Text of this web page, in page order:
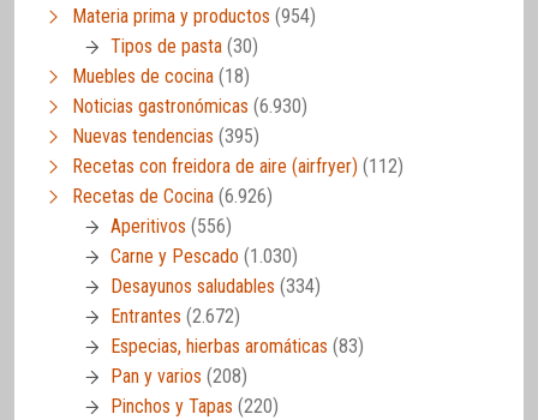
Materia prima y productos (954)
Tipos de pasta (30)
Muebles de cocina (18)
Noticias gastronómicas (6.930)
Nuevas tendencias (395)
Recetas con freidora de aire (airfryer) (112)
Recetas de Cocina (6.926)
Aperitivos (556)
Carne y Pescado (1.030)
Desayunos saludables (334)
Entrantes (2.672)
Especias, hierbas aromáticas (83)
Pan y varios (208)
Pinchos y Tapas (220)